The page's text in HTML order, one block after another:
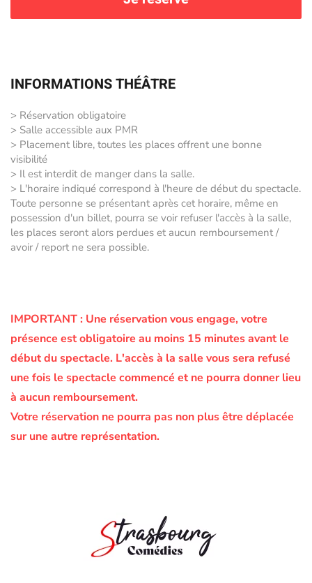
INFORMATIONS THÉÂTRE
> Réservation obligatoire
> Salle accessible aux PMR
> Placement libre, toutes les places offrent une bonne
visibilité
> Il est interdit de manger dans la salle.
> L'horaire indiqué correspond à l'heure de début du spectacle.
Toute personne se présentant après cet horaire, même en
possession d'un billet, pourra se voir refuser l'accès à la salle,
les places seront alors perdues et aucun remboursement /
avoir / report ne sera possible.
IMPORTANT : Une réservation vous engage, votre
présence est obligatoire au moins 15 minutes avant le
début du spectacle. L'accès à la salle vous sera refusé
une fois le spectacle commencé et ne pourra donner lieu
à aucun remboursement.
Votre réservation ne pourra pas non plus être déplacée
sur une autre représentation.